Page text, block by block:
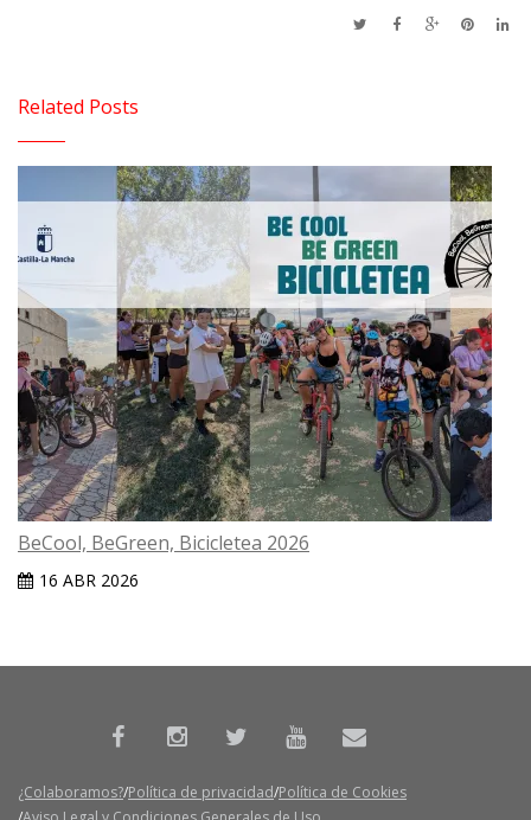
Related Posts
BeCool, BeGreen, Bicicletea 2026
16 ABR 2026
¿Colaboramos? Política de privacidad Política de Cookies